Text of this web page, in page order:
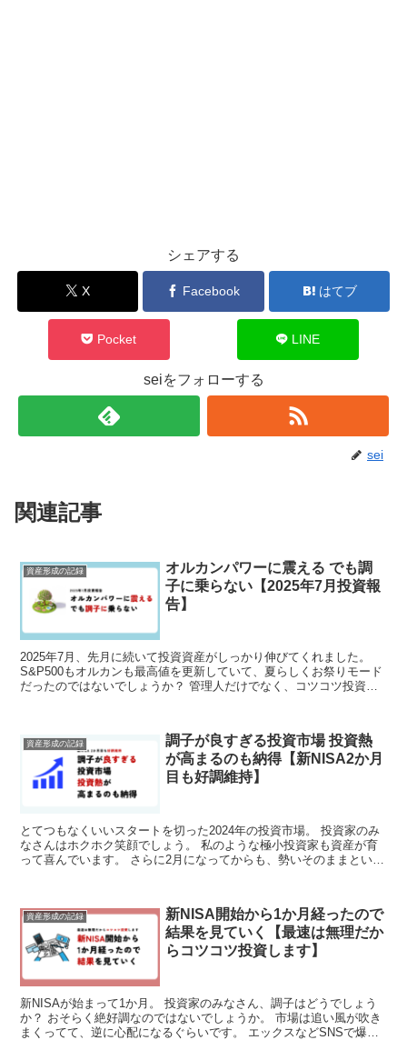
シェアする
X Facebook はてブ
Pocket LINE
seiをフォローする
sei
関連記事
資産形成の記録
オルカンパワーに震える でも調
子に乗らない【2025年7月投資報
告】
2025年7月、先月に続いて投資資産がしっかり伸びてくれました。
S&P500もオルカンも最高値を更新していて、夏らしくお祭りモード
だったのではないでしょうか？ 管理人だけでなく、コツコツ投資を
資産形成の記録
調子が良すぎる投資市場 投資熱
が高まるのも納得【新NISA2か月
目も好調維持】
とてつもなくいいスタートを切った2024年の投資市場。 投資家のみ
なさんはホクホク笑顔でしょう。 私のような極小投資家も資産が育
って喜んでいます。 さらに2月になってからも、勢いそのままという
資産形成の記録
新NISA開始から1か月経ったので
結果を見ていく【最速は無理だか
らコツコツ投資します】
新NISAが始まって1か月。 投資家のみなさん、調子はどうでしょう
か？ おそらく絶好調なのではないでしょうか。 市場は追い風が吹き
まくってて、逆に心配になるぐらいです。 エックスなどSNSで爆益